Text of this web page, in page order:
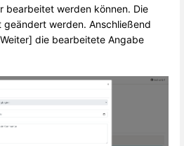
bearbeitet werden können. Die
werden. Anschließend
die bearbeitete Angabe